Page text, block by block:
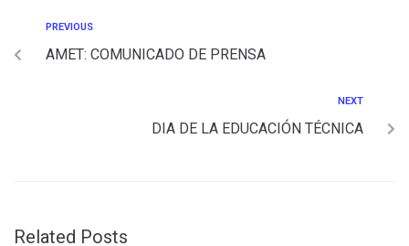
PREVIOUS
AMET: COMUNICADO DE PRENSA
NEXT
DIA DE LA EDUCACIÓN TÉCNICA
Related Posts